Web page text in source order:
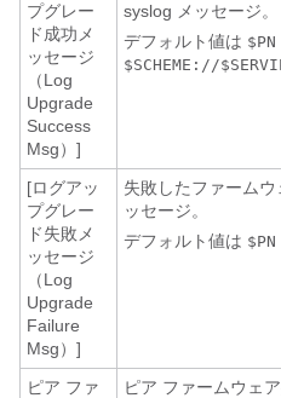
プグレー
ド成功メ
ッセージ
（Log
Upgrade
Success
Msg）]
syslog メッセージ。
デフォルト値は
$SCHEME://
[ログアッ
プグレー
ド失敗メ
ッセージ
（Log
Upgrade
Failure
Msg）]
失敗したファーム
ッセージ。
デフォルト値は
ピア ファ
ピア ファームウェ